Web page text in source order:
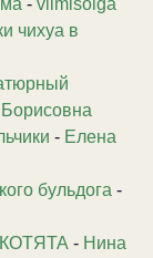
чихуа в
- Елена
бульдога -
- Нина